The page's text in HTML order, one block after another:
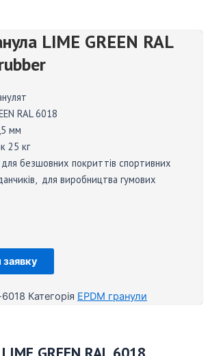
LIME GREEN RAL
RAL 6018
мм
25 кг
безшовних покриттів спортивних
для виробництва гумових
заявку
Категорія EPDM гранули